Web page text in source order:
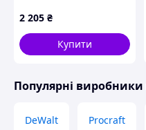
відрізу-150/ 6 мм
дерево/метал (БЕЗ
АКБ)
2 205 ₴
Купити
Популярні виробники
DeWalt Procraft